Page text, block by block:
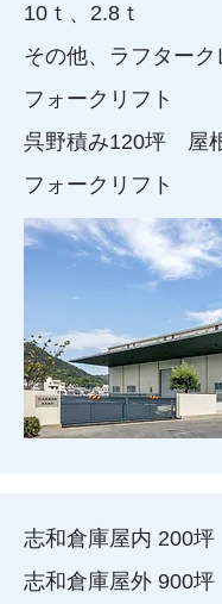
10ｔ、2.8ｔ
その他、ラフターク
フォークリフト
呉野積み120坪 屋
フォークリフト
志和倉庫屋内 200坪
志和倉庫屋外 900坪